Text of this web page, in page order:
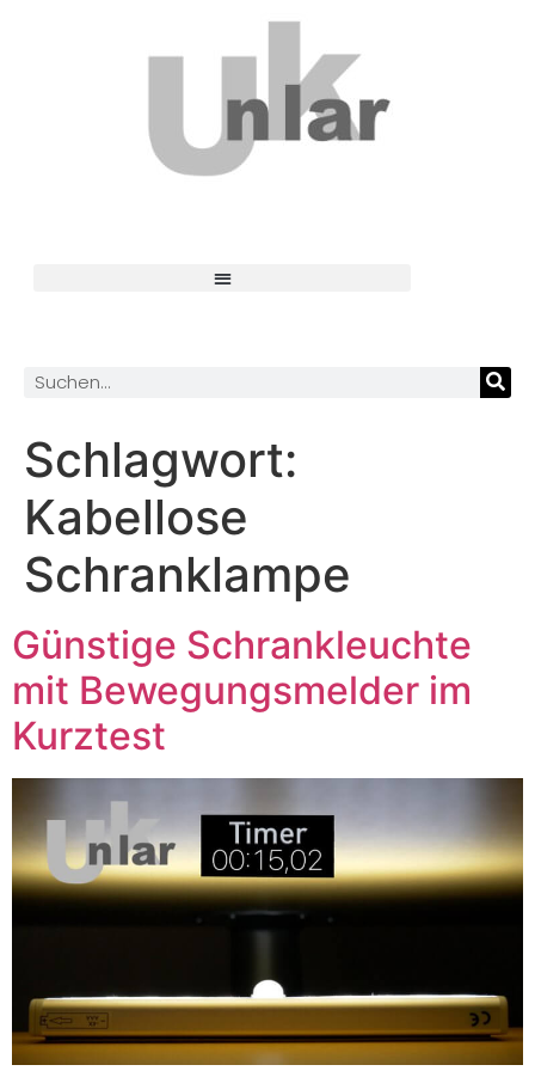
Schlagwort:
Kabellose
Schranklampe
Günstige Schrankleuchte
mit Bewegungsmelder im
Kurztest